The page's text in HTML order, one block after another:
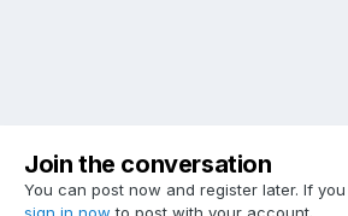
Join the conversation
You can post now and register later. If